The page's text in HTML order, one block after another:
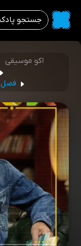
اکو موسیقی
فصل 5 قسمت 24- اردشیر رستمی